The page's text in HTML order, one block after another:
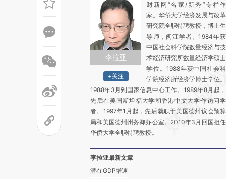
李拉亚
+关注
财新网“名家/新秀”专栏作
家。华侨大学经济发展与改革
研究院全职特聘教授，博士生
导师，闽江学者。1984年获
中国社会科学院数量经济与技
术经济研究所数量经济学硕士
学位。1988年获中国社会科
学院经济所经济学博士学位。
1988年3月到国家信息中心工作。1989年8月起，
先后在美国斯坦福大学和香港中文大学作访问学
者。1997年1月起，先后就职于美国德州议会预算
局和美国德州州务卿办公室。2010年3月回国担任
华侨大学全职特聘教授。
李拉亚最新文章
潜在GDP增速